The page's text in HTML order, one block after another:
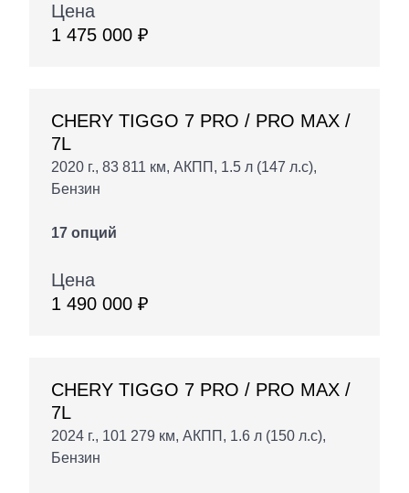
Цена
1 475 000 ₽
CHERY TIGGO 7 PRO / PRO MAX /
7L
2020 г., 83 811 км, АКПП, 1.5 л (147 л.с),
Бензин
17 опций
Цена
1 490 000 ₽
CHERY TIGGO 7 PRO / PRO MAX /
7L
2024 г., 101 279 км, АКПП, 1.6 л (150 л.с),
Бензин